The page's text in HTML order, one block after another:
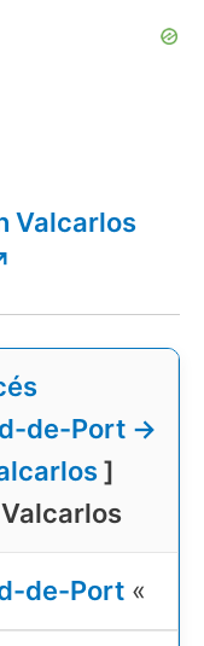
Valcarlos
de-Port →
]
de-Port «